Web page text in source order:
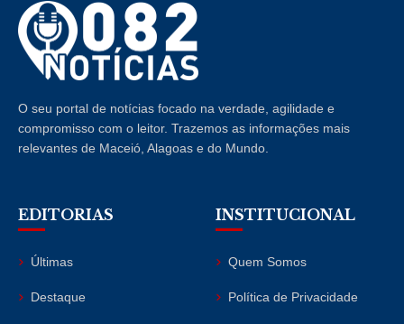
O seu portal de notícias focado na verdade, agilidade e
compromisso com o leitor. Trazemos as informações mais
relevantes de Maceió, Alagoas e do Mundo.
EDITORIAS
Últimas
Destaque
INSTITUCIONAL
Quem Somos
Política de Privacidade